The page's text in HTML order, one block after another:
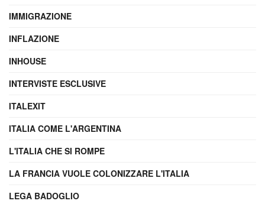
IMMIGRAZIONE
INFLAZIONE
INHOUSE
INTERVISTE ESCLUSIVE
ITALEXIT
ITALIA COME L'ARGENTINA
L'ITALIA CHE SI ROMPE
LA FRANCIA VUOLE COLONIZZARE L'ITALIA
LEGA BADOGLIO